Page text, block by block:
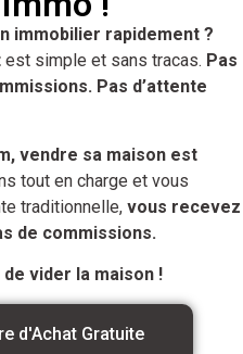
immobilier rapidement ?
est simple et sans tracas. Pas
Pas d’attente
vendre sa maison est
tout en charge et vous
traditionnelle, vous recevez
de commissions.
de vider la maison !
d'Achat Gratuite